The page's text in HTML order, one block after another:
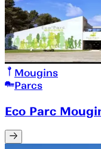
Mougins
Parcs
Eco Parc